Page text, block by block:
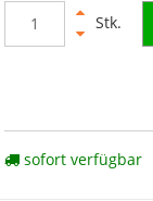
Stk.
sofort verfügbar